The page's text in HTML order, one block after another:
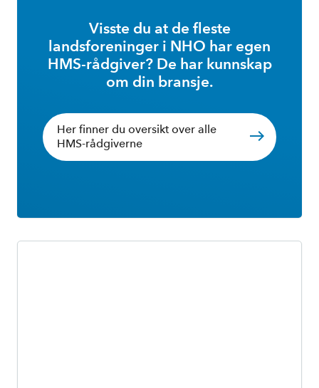
Visste du at de fleste
landsforeninger i NHO har egen
HMS-rådgiver? De har kunnskap
om din bransje.
Her finner du oversikt over alle
HMS-rådgiverne